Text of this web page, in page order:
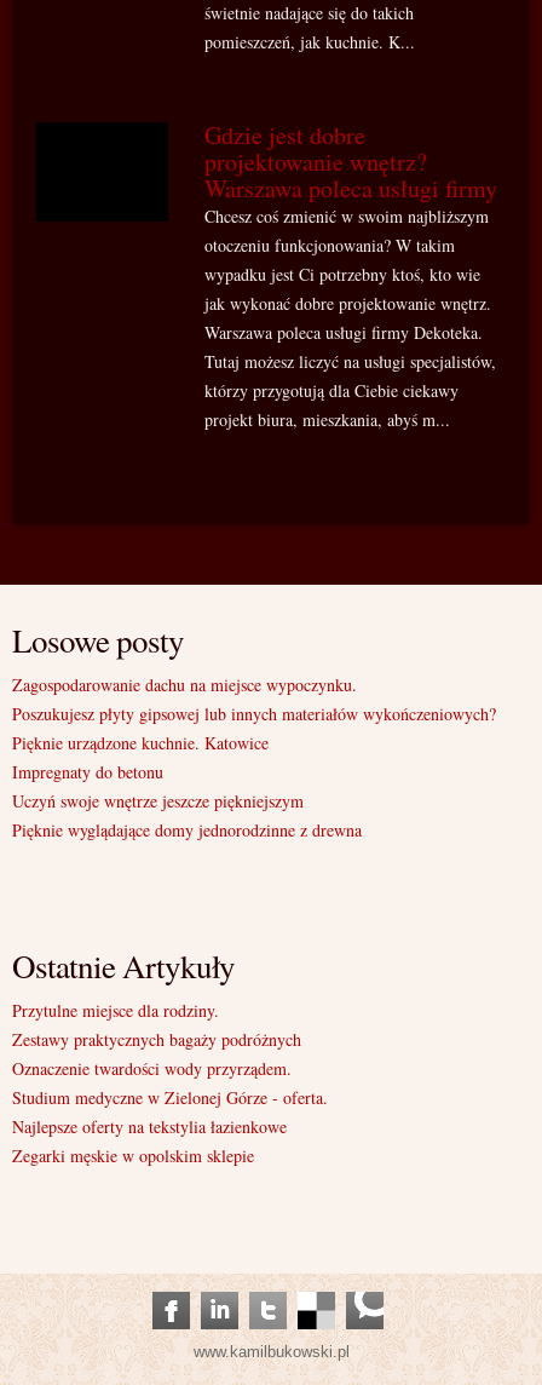
świetnie nadające się do takich
pomieszczeń, jak kuchnie. K...
Gdzie jest dobre
projektowanie wnętrz?
Warszawa poleca usługi firmy
Chcesz coś zmienić w swoim najbliższym
otoczeniu funkcjonowania? W takim
wypadku jest Ci potrzebny ktoś, kto wie
jak wykonać dobre projektowanie wnętrz.
Warszawa poleca usługi firmy Dekoteka.
Tutaj możesz liczyć na usługi specjalistów,
którzy przygotują dla Ciebie ciekawy
projekt biura, mieszkania, abyś m...
Losowe posty
Zagospodarowanie dachu na miejsce wypoczynku.
Poszukujesz płyty gipsowej lub innych materiałów wykończeniowych?
Pięknie urządzone kuchnie. Katowice
Impregnaty do betonu
Uczyń swoje wnętrze jeszcze piękniejszym
Pięknie wyglądające domy jednorodzinne z drewna
Ostatnie Artykuły
Przytulne miejsce dla rodziny.
Zestawy praktycznych bagaży podróżnych
Oznaczenie twardości wody przyrządem.
Studium medyczne w Zielonej Górze - oferta.
Najlepsze oferty na tekstylia łazienkowe
Zegarki męskie w opolskim sklepie
www.kamilbukowski.pl